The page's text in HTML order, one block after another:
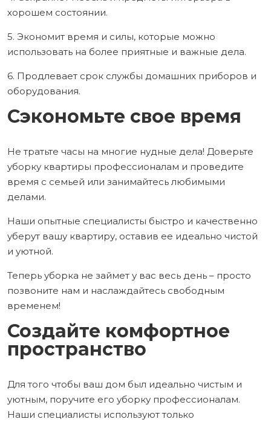
хорошем состоянии.
5. Экономит время и силы, которые можно
использовать на более приятные и важные дела.
6. Продлевает срок службы домашних приборов и
оборудования.
Сэкономьте свое время
Не тратьте часы на многие нудные дела! Доверьте
уборку квартиры профессионалам и проведите
время с семьей или занимайтесь любимыми
делами.
Наши опытные специалисты быстро и качественно
уберут вашу квартиру, оставив ее идеально чистой
и уютной.
Теперь уборка не займет у вас весь день – просто
позвоните нам и наслаждайтесь свободным
временем!
Создайте комфортное
пространство
Для того чтобы ваш дом был идеально чистым и
уютным, поручите его уборку профессионалам.
Наши специалисты используют только